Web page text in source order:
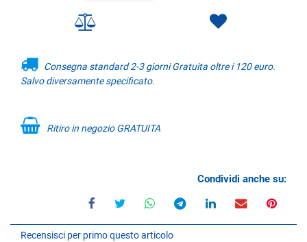
Consegna standard 2-3 giorni Gratuita oltre i 120 euro.
Salvo diversamente specificato.
Ritiro in negozio GRATUITA
Condividi anche su:
Recensisci per primo questo articolo